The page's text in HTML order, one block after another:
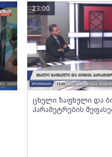
ცხელი ზაფხული და
პარამეტრების
23:00